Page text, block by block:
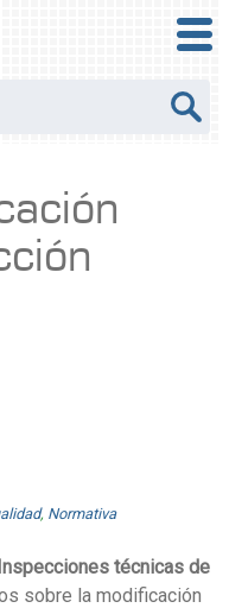
, Normativa
Inspecciones técnicas de
sobre la modificación